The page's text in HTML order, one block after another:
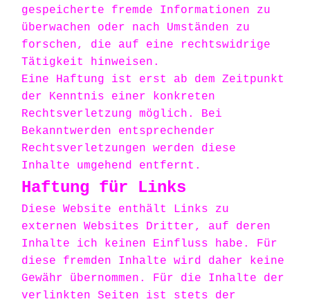
gespeicherte fremde Informationen zu
überwachen oder nach Umständen zu
forschen, die auf eine rechtswidrige
Tätigkeit hinweisen.
Eine Haftung ist erst ab dem Zeitpunkt
der Kenntnis einer konkreten
Rechtsverletzung möglich. Bei
Bekanntwerden entsprechender
Rechtsverletzungen werden diese
Inhalte umgehend entfernt.
Haftung für Links
Diese Website enthält Links zu
externen Websites Dritter, auf deren
Inhalte ich keinen Einfluss habe. Für
diese fremden Inhalte wird daher keine
Gewähr übernommen. Für die Inhalte der
verlinkten Seiten ist stets der